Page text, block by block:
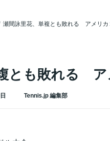
とも敗れる ア
Tennis.jp 編集部
瀬間詠里花、単複とも敗れる アメリカ